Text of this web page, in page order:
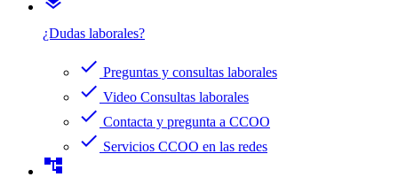
¿Dudas laborales?
check Preguntas y consultas laborales
check Video Consultas laborales
check Contacta y pregunta a CCOO
check Servicios CCOO en las redes
account_tree